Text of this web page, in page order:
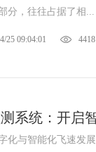
分，往往占据了相...
25 09:04:01 4418
系统：开启
化与智能化飞速发